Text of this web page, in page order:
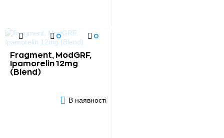
0 0
Fragment, ModGRF,
Ipamorelin 12mg
(Blend)
В наявності